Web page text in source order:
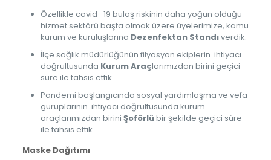
Özellikle covid -19 bulaş riskinin daha yoğun olduğu
hizmet sektörü başta olmak üzere üyelerimize, kamu
kurum ve kuruluşlarına Dezenfektan Standıverdik.
İlçe sağlık müdürlüğünün filyasyon ekiplerin ihtiyacı
doğrultusunda Kurum Araçlarımızdan birini geçici
süre ile tahsis ettik.
Pandemi başlangıcında sosyal yardımlaşma ve vefa
guruplarının ihtiyacı doğrultusunda kurum
araçlarımızdan birini Şoförlübir şekilde geçici süre
ile tahsis ettik.
Maske Dağıtımı